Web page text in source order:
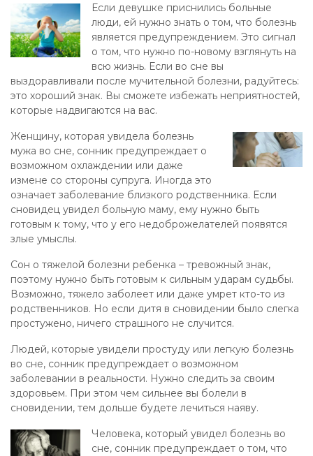
Если девушке приснились больные
люди, ей нужно знать о том, что болезнь
является предупреждением. Это сигнал
о том, что нужно по-новому взглянуть на
всю жизнь. Если во сне вы
выздоравливали после мучительной болезни, радуйтесь:
это хороший знак. Вы сможете избежать неприятностей,
которые надвигаются на вас.
Женщину, которая увидела болезнь
мужа во сне, сонник предупреждает о
возможном охлаждении или даже
измене со стороны супруга. Иногда это
означает заболевание близкого родственника. Если
сновидец увидел больную маму, ему нужно быть
готовым к тому, что у его недоброжелателей появятся
злые умыслы.
Сон о тяжелой болезни ребенка – тревожный знак,
поэтому нужно быть готовым к сильным ударам судьбы.
Возможно, тяжело заболеет или даже умрет кто-то из
родственников. Но если дитя в сновидении было слегка
простужено, ничего страшного не случится.
Людей, которые увидели простуду или легкую болезнь
во сне, сонник предупреждает о возможном
заболевании в реальности. Нужно следить за своим
здоровьем. При этом чем сильнее вы болели в
сновидении, тем дольше будете лечиться наяву.
Человека, который увидел болезнь во
сне, сонник предупреждает о том, что